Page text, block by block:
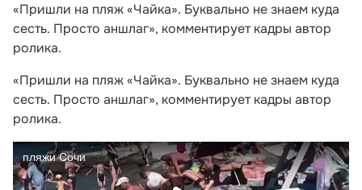
«Пришли на пляж «Чайка». Буквально не знаем куда
сесть. Просто аншлаг», комментирует кадры автор
ролика.
«Пришли на пляж «Чайка». Буквально не знаем куда
сесть. Просто аншлаг», комментирует кадры автор
ролика.